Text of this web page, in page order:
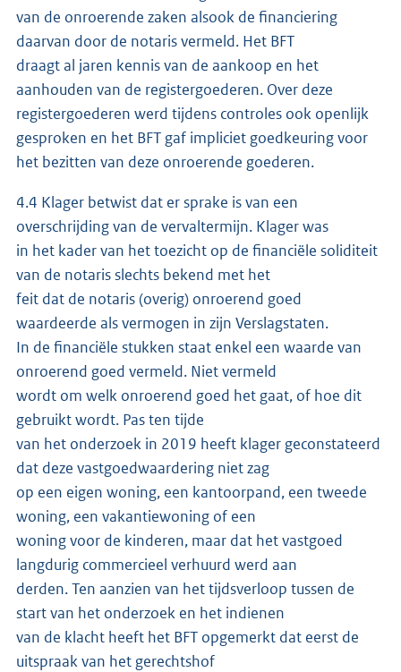
van de onroerende zaken alsook de financiering
daarvan door de notaris vermeld. Het BFT
draagt al jaren kennis van de aankoop en het
aanhouden van de registergoederen. Over deze
registergoederen werd tijdens controles ook openlijk
gesproken en het BFT gaf impliciet goedkeuring voor
het bezitten van deze onroerende goederen.
4.4 Klager betwist dat er sprake is van een
overschrijding van de vervaltermijn. Klager was
in het kader van het toezicht op de financiële soliditeit
van de notaris slechts bekend met het
feit dat de notaris (overig) onroerend goed
waardeerde als vermogen in zijn Verslagstaten.
In de financiële stukken staat enkel een waarde van
onroerend goed vermeld. Niet vermeld
wordt om welk onroerend goed het gaat, of hoe dit
gebruikt wordt. Pas ten tijde
van het onderzoek in 2019 heeft klager geconstateerd
dat deze vastgoedwaardering niet zag
op een eigen woning, een kantoorpand, een tweede
woning, een vakantiewoning of een
woning voor de kinderen, maar dat het vastgoed
langdurig commercieel verhuurd werd aan
derden. Ten aanzien van het tijdsverloop tussen de
start van het onderzoek en het indienen
van de klacht heeft het BFT opgemerkt dat eerst de
uitspraak van het gerechtshof